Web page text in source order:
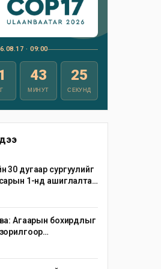
· 09:00
43
МИНУТ
24
СЕКУНД
30 дугаар сургуулийг
1-нд ашиглалтад
Агаарын бохирдлыг
барьцалдуулагч